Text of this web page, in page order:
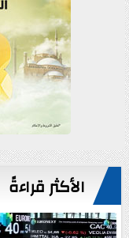
الأكثر قراءةً